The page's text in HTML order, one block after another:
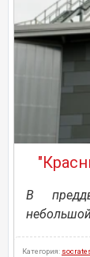
В
Категория: